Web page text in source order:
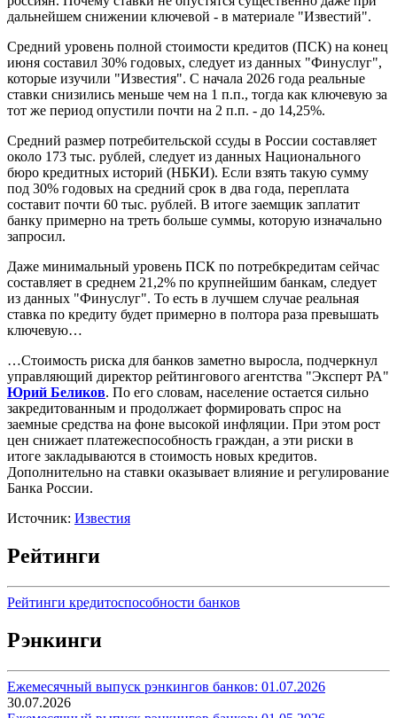
дальнейшем снижении ключевой - в материале "Известий".
Средний уровень полной стоимости кредитов (ПСК) на конец
июня составил 30% годовых, следует из данных "Финуслуг",
которые изучили "Известия". С начала 2026 года реальные
ставки снизились меньше чем на 1 п.п., тогда как ключевую за
тот же период опустили почти на 2 п.п. - до 14,25%.
Средний размер потребительской ссуды в России составляет
около 173 тыс. рублей, следует из данных Национального
бюро кредитных историй (НБКИ). Eсли взять такую сумму
под 30% годовых на средний срок в два года, переплата
составит почти 60 тыс. рублей. В итоге заемщик заплатит
банку примерно на треть больше суммы, которую изначально
запросил.
Даже минимальный уровень ПСК по потребкредитам сейчас
составляет в среднем 21,2% по крупнейшим банкам, следует
из данных "Финуслуг". То есть в лучшем случае реальная
ставка по кредиту будет примерно в полтора раза превышать
ключевую…
…Стоимость риска для банков заметно выросла, подчеркнул
управляющий директор рейтингового агентства "Эксперт РА"
Юрий Беликов. По его словам, население остается сильно
закредитованным и продолжает формировать спрос на
заемные средства на фоне высокой инфляции. При этом рост
цен снижает платежеспособность граждан, а эти риски в
итоге закладываются в стоимость новых кредитов.
Дополнительно на ставки оказывает влияние и регулирование
Банка России.
Источник: Известия
Рейтинги
Рейтинги кредитоспособности банков
Рэнкинги
Ежемесячный выпуск рэнкингов банков: 01.07.2026
30.07.2026